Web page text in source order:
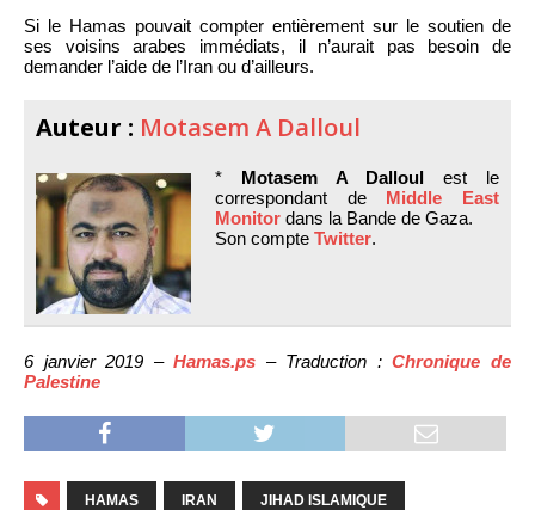
Si le Hamas pouvait compter entièrement sur le soutien de
ses voisins arabes immédiats, il n’aurait pas besoin de
demander l’aide de l’Iran ou d’ailleurs.
Auteur : Motasem A Dalloul
* Motasem A Dalloul est le
correspondant de Middle East
Monitor dans la Bande de Gaza.
Son compte Twitter.
6 janvier 2019 –Hamas.ps – Traduction :Chronique de
Palestine
HAMAS IRAN JIHAD ISLAMIQUE